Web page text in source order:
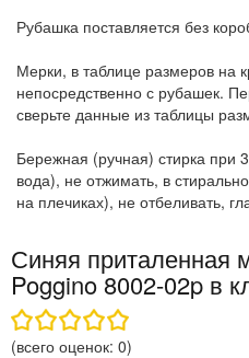
Рубашка поставляется без
Мерки, в таблице размеров на
непосредственно с рубашек.
сверьте данные из таблицы
Бережная (ручная) стирка при
вода), не отжимать, в
на плечиках), не отбеливать,
Синяя приталенная
Poggino 8002-02p в
(всего оценок: 0)